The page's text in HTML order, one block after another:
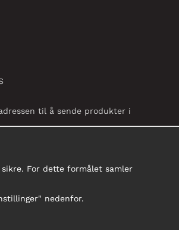
til å sende produkter i
For dette formålet samler
nedenfor.